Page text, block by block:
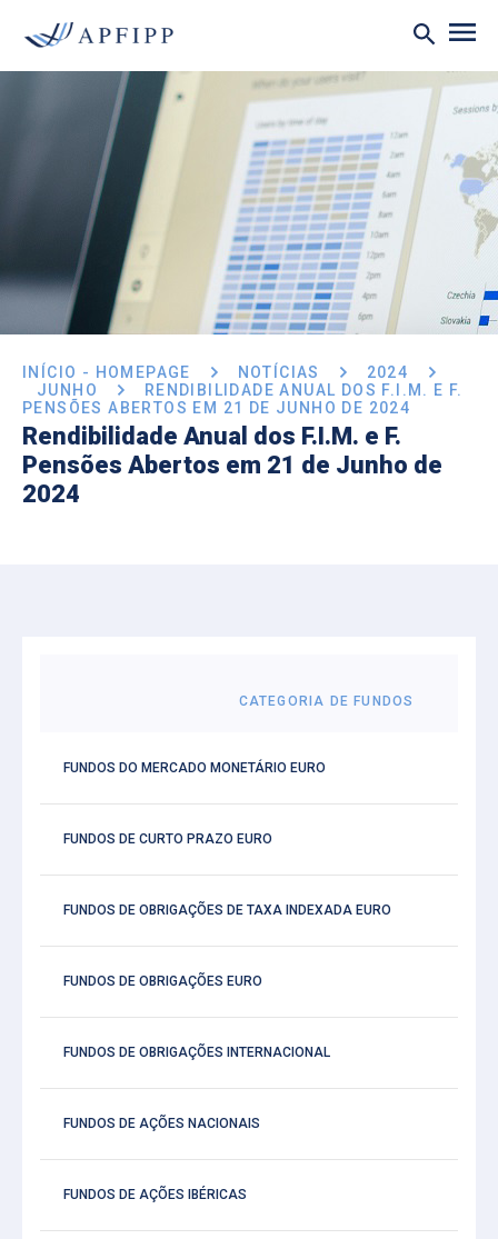
INÍCIO - HOMEPAGE NOTÍCIAS
2024
JUNHO
RENDIBILIDADE ANUAL DOS F.I.M. E F.
PENSÕES ABERTOS EM 21 DE JUNHO DE 2024
Rendibilidade Anual dos F.I.M. e F.
Pensões Abertos em 21 de Junho de
2024
CATEGORIA DE FUNDOS
FUNDOS DO MERCADO MONETÁRIO EURO
FUNDOS DE CURTO PRAZO EURO
FUNDOS DE OBRIGAÇÕES DE TAXA INDEXADA EURO
FUNDOS DE OBRIGAÇÕES EURO
FUNDOS DE OBRIGAÇÕES INTERNACIONAL
FUNDOS DE AÇÕES NACIONAIS
FUNDOS DE AÇÕES IBÉRICAS